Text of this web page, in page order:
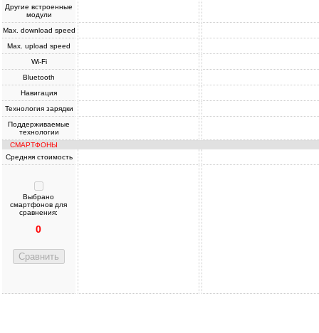
Другие встроенные
модули
Max. download speed
Max. upload speed
Wi-Fi
Bluetooth
Навигация
Технология зарядки
Поддерживаемые
технологии
СМАРТФОНЫ
Средняя стоимость
Выбрано
смартфонов для
сравнения:
0
Сравнить